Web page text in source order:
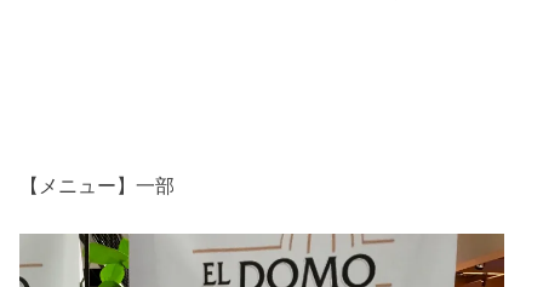
【メニュー】一部